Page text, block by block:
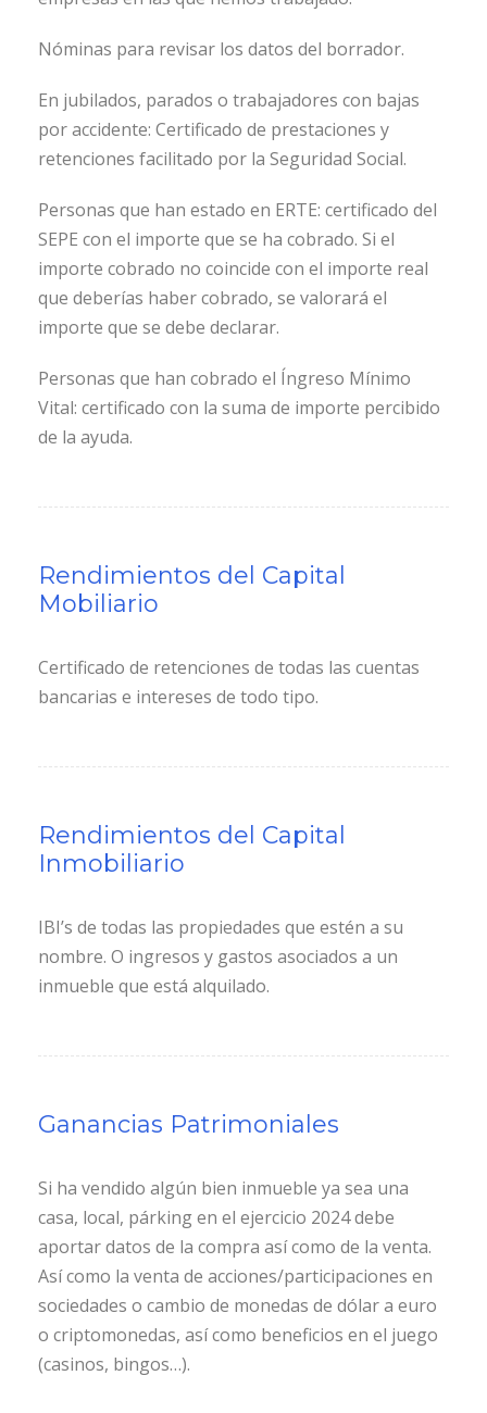
Nóminas para revisar los datos del borrador.
En jubilados, parados o trabajadores con bajas
por accidente: Certificado de prestaciones y
retenciones facilitado por la Seguridad Social.
Personas que han estado en ERTE: certificado del
SEPE con el importe que se ha cobrado. Si el
importe cobrado no coincide con el importe real
que deberías haber cobrado, se valorará el
importe que se debe declarar.
Personas que han cobrado el Íngreso Mínimo
Vital: certificado con la suma de importe percibido
de la ayuda.
Rendimientos del Capital
Mobiliario
Certificado de retenciones de todas las cuentas
bancarias e intereses de todo tipo.
Rendimientos del Capital
Inmobiliario
IBI’s de todas las propiedades que estén a su
nombre. O ingresos y gastos asociados a un
inmueble que está alquilado.
Ganancias Patrimoniales
Si ha vendido algún bien inmueble ya sea una
casa, local, párking en el ejercicio 2024 debe
aportar datos de la compra así como de la venta.
Así como la venta de acciones/participaciones en
sociedades o cambio de monedas de dólar a euro
o criptomonedas, así como beneficios en el juego
(casinos, bingos…).